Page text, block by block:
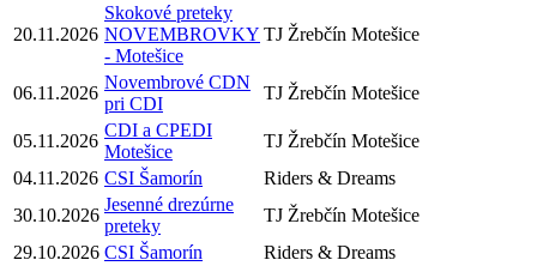
20.11.2026
Skokové preteky
NOVEMBROVKY
- Motešice
TJ Žrebčín Motešice
06.11.2026
Novembrové CDN
pri CDI
TJ Žrebčín Motešice
05.11.2026
CDI a CPEDI
Motešice
TJ Žrebčín Motešice
04.11.2026 CSI Šamorín
Riders & Dreams
30.10.2026
Jesenné drezúrne
preteky
TJ Žrebčín Motešice
29.10.2026 CSI Šamorín Riders & Dreams